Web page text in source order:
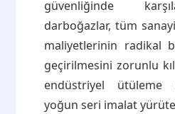
güvenliğinde
darboğazlar, tüm
maliyetlerinin radikal
geçirilmesini zorunlu
endüstriyel ütüleme
yoğun seri imalat